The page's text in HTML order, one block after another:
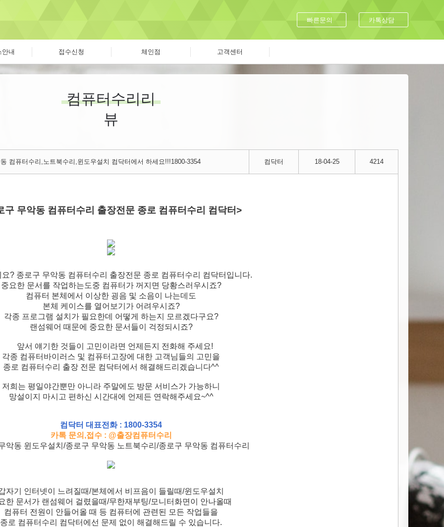
빠른문의 카톡상담
내 접수신청 체인점 고객센터
컴퓨터수리리
뷰
컴퓨터수리,노트북수리,윈도우설치 컴닥터에서 하세요!!!1800-3354 컴닥터 18-04-25 4214
구 무악동 컴퓨터수리 출장전문 종로 컴퓨터수리 컴닥터>
? 종로구 무악동 컴퓨터수리 출장전문 종로 컴퓨터수리 컴닥터입니다.
중요한 문서를 작업하는도중 컴퓨터가 꺼지면 당황스러우시죠?
컴퓨터 본체에서 이상한 굉음 및 소음이 나는데도
본체 케이스를 열어보기가 어려우시죠?
각종 프로그램 설치가 필요한데 어떻게 하는지 모르겠다구요?
랜섬웨어 때문에 중요한 문서들이 걱정되시죠?
앞서 얘기한 것들이 고민이라면 언제든지 전화해 주세요!
각종 컴퓨터바이러스 및 컴퓨터고장에 대한 고객님들의 고민을
종로 컴퓨터수리 출장 전문 컴닥터에서 해결해드리겠습니다^^
저희는 평일야간뿐만 아니라 주말에도 방문 서비스가 가능하니
망설이지 마시고 편하신 시간대에 언제든 연락해주세요~^^
컴닥터 대표전화 : 1800-3354
카톡 문의,접수 : @출장컴퓨터수리
악동 윈도우설치/종로구 무악동 노트북수리/종로구 무악동 컴퓨터수리
자기 인터넷이 느려질때/본체에서 비프음이 들릴때/윈도우설치
한 문서가 랜섬웨어 걸렸을때/무한재부팅/모니터화면이 안나올때
컴퓨터 전원이 안들어올 때 등 컴퓨터에 관련된 모든 작업들을
종로 컴퓨터수리 컴닥터에선 문제 없이 해결해드릴 수 있습니다.